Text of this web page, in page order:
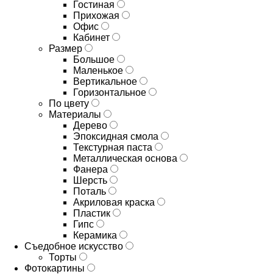
Гостиная
Прихожая
Офис
Кабинет
Размер
Большое
Маленькое
Вертикальное
Горизонтальное
По цвету
Материалы
Дерево
Эпоксидная смола
Текстурная паста
Металлическая основа
Фанера
Шерсть
Поталь
Акриловая краска
Пластик
Гипс
Керамика
Съедобное искусство
Торты
Фотокартины